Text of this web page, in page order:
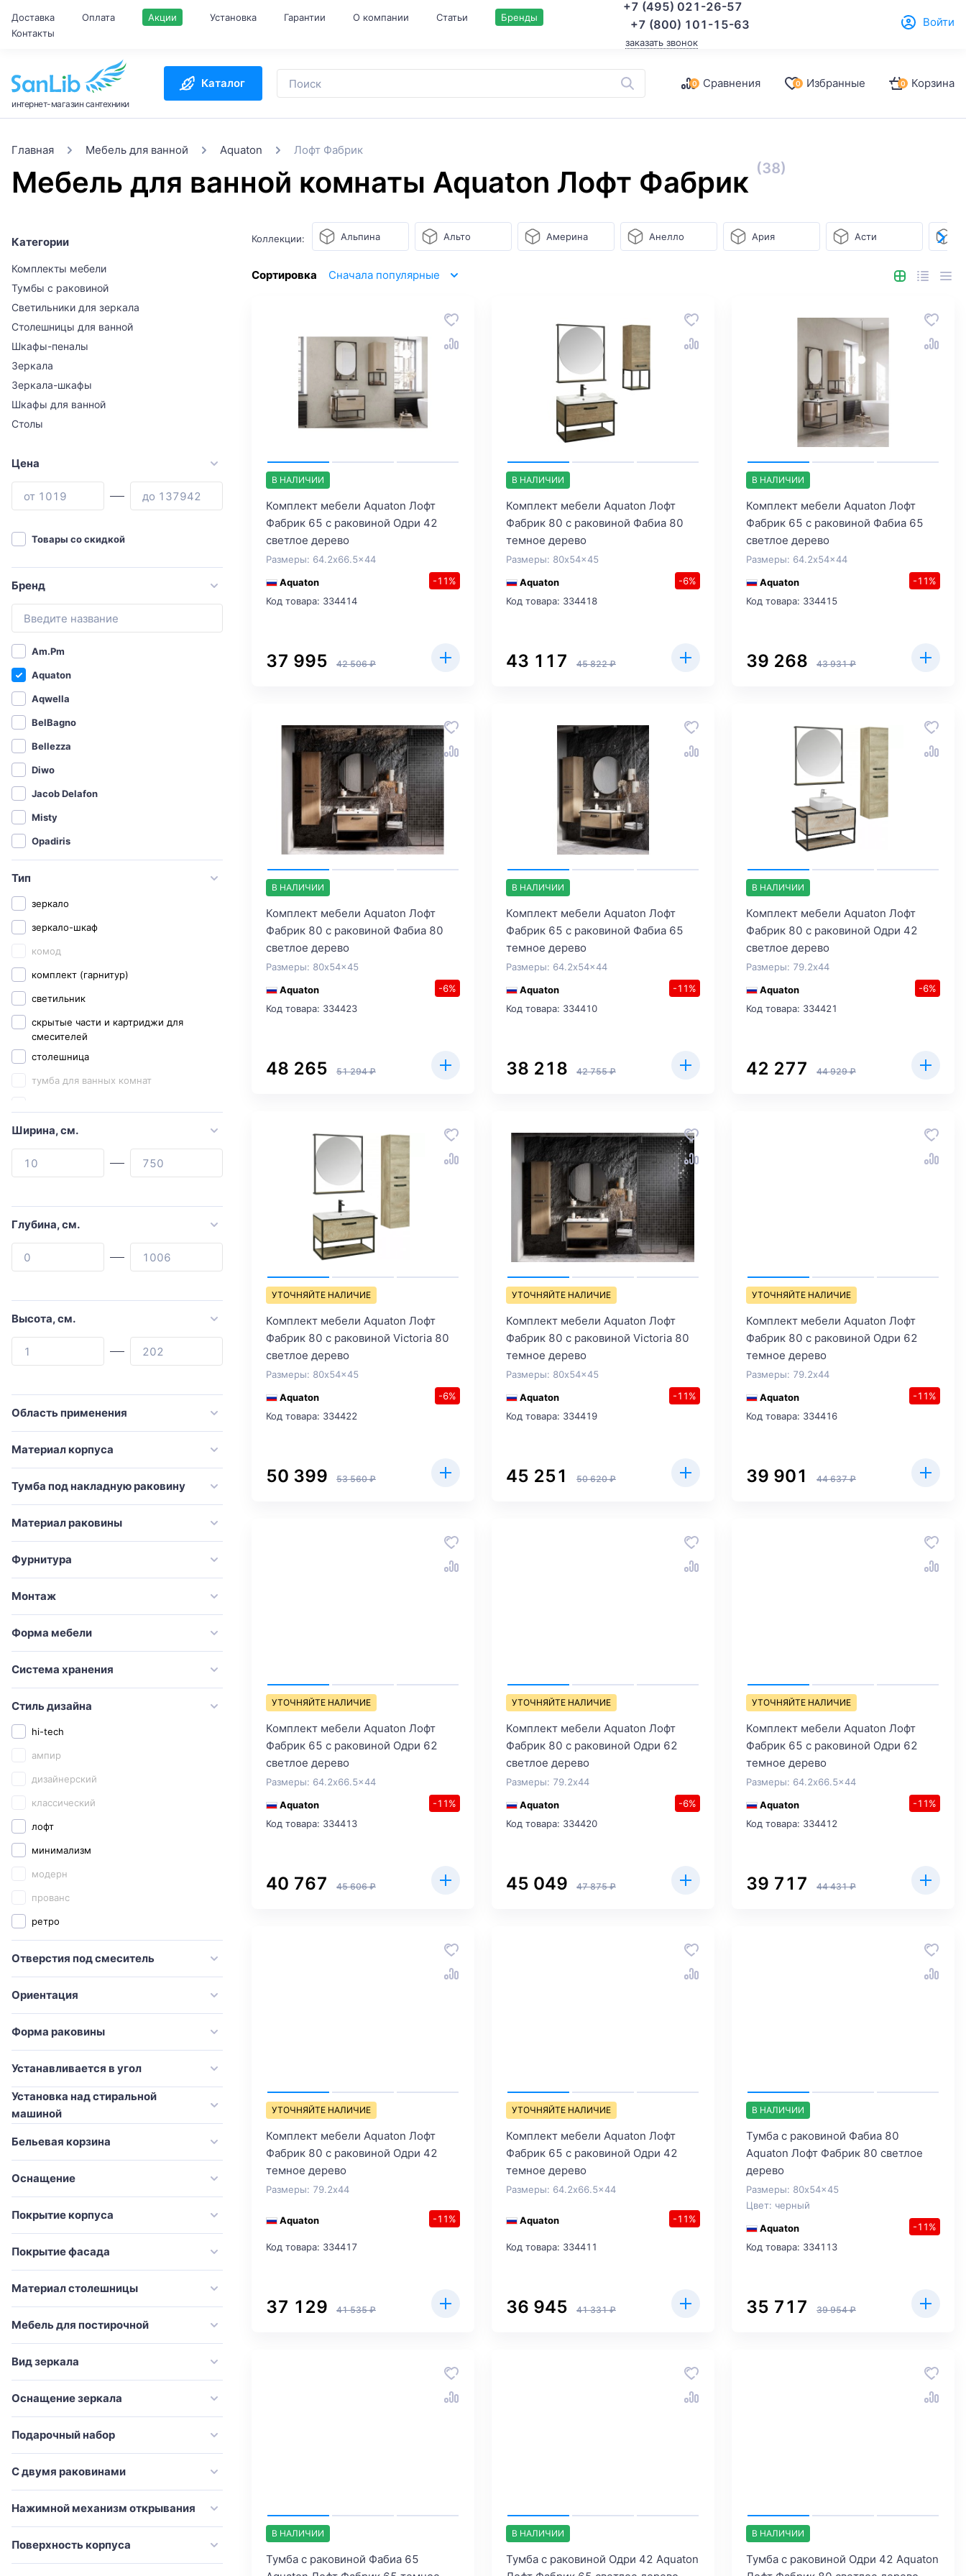
Доставка Оплата Акции Установка Гарантии О компании Статьи
Бренды
Контакты
+7 (495) 021-26-57
+7 (800) 101-15-63
заказать звонок
Войти
интернет-магазин сантехники
Каталог 0 Сравнения 0 Избранные 0 Корзина
Главная Мебель для ванной Aquaton Лофт Фабрик
Мебель для ванной комнаты Aquaton Лофт Фабрик (38)
Категории
Комплекты мебели
Тумбы с раковиной
Светильники для зеркала
Столешницы для ванной
Шкафы-пеналы
Зеркала
Зеркала-шкафы
Шкафы для ванной
Столы
Цена
Товары со скидкой
Бренд
Am.Pm
Aquaton
Aqwella
BelBagno
Bellezza
Diwo
Jacob Delafon
Misty
Opadiris
Бриклаер
СанТа
1MarKa
Aquanet
Armadi Art
Art&Max
ASB-Woodline
Azario
Burgbad
Cerasa
Comforty
Corozo
Damixa
Dreja
Duravit
Emco
Esbano
Evoform
Excellent
GAPPO
Geberit
Iddis
Orans
Pelipal
River
Sancos
Sanvit
Simas
Stella Polar
STWORKI
Style Line
Velvex
VitrA
Эстет
Тип
зеркало
зеркало-шкаф
комод
комплект (гарнитур)
светильник
скрытые части и картриджи для
смесителей
столешница
тумба для ванных комнат
тумба с раковиной
тумбы под раковину
шкаф
шкаф-пенал
Ширина, см.
Глубина, см.
Высота, см.
Область применения
Материал корпуса
Тумба под накладную раковину
Материал раковины
Фурнитура
Монтаж
Форма мебели
Система хранения
Стиль дизайна
hi-tech
ампир
дизайнерский
классический
лофт
минимализм
модерн
прованс
ретро
традиционный
Отверстия под смеситель
Ориентация
Форма раковины
Устанавливается в угол
Установка над стиральной
машиной
Бельевая корзина
Оснащение
Покрытие корпуса
Покрытие фасада
Материал столешницы
Мебель для постирочной
Вид зеркала
Оснащение зеркала
Подарочный набор
С двумя раковинами
Нажимной механизм открывания
Поверхность корпуса
Коллекции: Альпина Альто Америна Анелло Ария Асти
Сортировка Сначала популярные
В НАЛИЧИИ
Комплект мебели Aquaton Лофт
Фабрик 65 с раковиной Одри 42
светлое дерево
Размеры: 64.2x66.5x44
Aquaton
-11%
Код товара: 334414
37 995 42 506 ₽
В НАЛИЧИИ
Комплект мебели Aquaton Лофт
Фабрик 80 с раковиной Фабиа 80
темное дерево
Размеры: 80x54x45
Aquaton
-6%
Код товара: 334418
43 117 45 822 ₽
В НАЛИЧИИ
Комплект мебели Aquaton Лофт
Фабрик 65 с раковиной Фабиа 65
светлое дерево
Размеры: 64.2x54x44
Aquaton
-11%
Код товара: 334415
39 268 43 931 ₽
В НАЛИЧИИ
Комплект мебели Aquaton Лофт
Фабрик 80 с раковиной Фабиа 80
светлое дерево
Размеры: 80x54x45
Aquaton
-6%
Код товара: 334423
48 265 51 294 ₽
В НАЛИЧИИ
Комплект мебели Aquaton Лофт
Фабрик 65 с раковиной Фабиа 65
темное дерево
Размеры: 64.2x54x44
Aquaton
-11%
Код товара: 334410
38 218 42 755 ₽
В НАЛИЧИИ
Комплект мебели Aquaton Лофт
Фабрик 80 с раковиной Одри 42
светлое дерево
Размеры: 79.2x44
Aquaton
-6%
Код товара: 334421
42 277 44 929 ₽
УТОЧНЯЙТЕ НАЛИЧИЕ
Комплект мебели Aquaton Лофт
Фабрик 80 с раковиной Victoria 80
светлое дерево
Размеры: 80x54x45
Aquaton
-6%
Код товара: 334422
50 399 53 560 ₽
УТОЧНЯЙТЕ НАЛИЧИЕ
Комплект мебели Aquaton Лофт
Фабрик 80 с раковиной Victoria 80
темное дерево
Размеры: 80x54x45
Aquaton
-11%
Код товара: 334419
45 251 50 620 ₽
УТОЧНЯЙТЕ НАЛИЧИЕ
Комплект мебели Aquaton Лофт
Фабрик 80 с раковиной Одри 62
темное дерево
Размеры: 79.2x44
Aquaton
-11%
Код товара: 334416
39 901 44 637 ₽
УТОЧНЯЙТЕ НАЛИЧИЕ
Комплект мебели Aquaton Лофт
Фабрик 65 с раковиной Одри 62
светлое дерево
Размеры: 64.2x66.5x44
Aquaton
-11%
Код товара: 334413
40 767 45 606 ₽
УТОЧНЯЙТЕ НАЛИЧИЕ
Комплект мебели Aquaton Лофт
Фабрик 80 с раковиной Одри 62
светлое дерево
Размеры: 79.2x44
Aquaton
-6%
Код товара: 334420
45 049 47 875 ₽
УТОЧНЯЙТЕ НАЛИЧИЕ
Комплект мебели Aquaton Лофт
Фабрик 65 с раковиной Одри 62
темное дерево
Размеры: 64.2x66.5x44
Aquaton
-11%
Код товара: 334412
39 717 44 431 ₽
УТОЧНЯЙТЕ НАЛИЧИЕ
Комплект мебели Aquaton Лофт
Фабрик 80 с раковиной Одри 42
темное дерево
Размеры: 79.2x44
Aquaton -11%
Код товара: 334417
37 129 41 535 ₽
УТОЧНЯЙТЕ НАЛИЧИЕ
Комплект мебели Aquaton Лофт
Фабрик 65 с раковиной Одри 42
темное дерево
Размеры: 64.2x66.5x44
Aquaton -11%
Код товара: 334411
36 945 41 331 ₽
В НАЛИЧИИ
Тумба с раковиной Фабиа 80
Aquaton Лофт Фабрик 80 светлое
дерево
Размеры: 80x54x45
Цвет: черный
Aquaton
-11%
Код товара: 334113
35 717 39 954 ₽
В НАЛИЧИИ
Тумба с раковиной Фабиа 65
В НАЛИЧИИ
Тумба с раковиной Одри 42 Aquaton
В НАЛИЧИИ
Тумба с раковиной Одри 42 Aquaton